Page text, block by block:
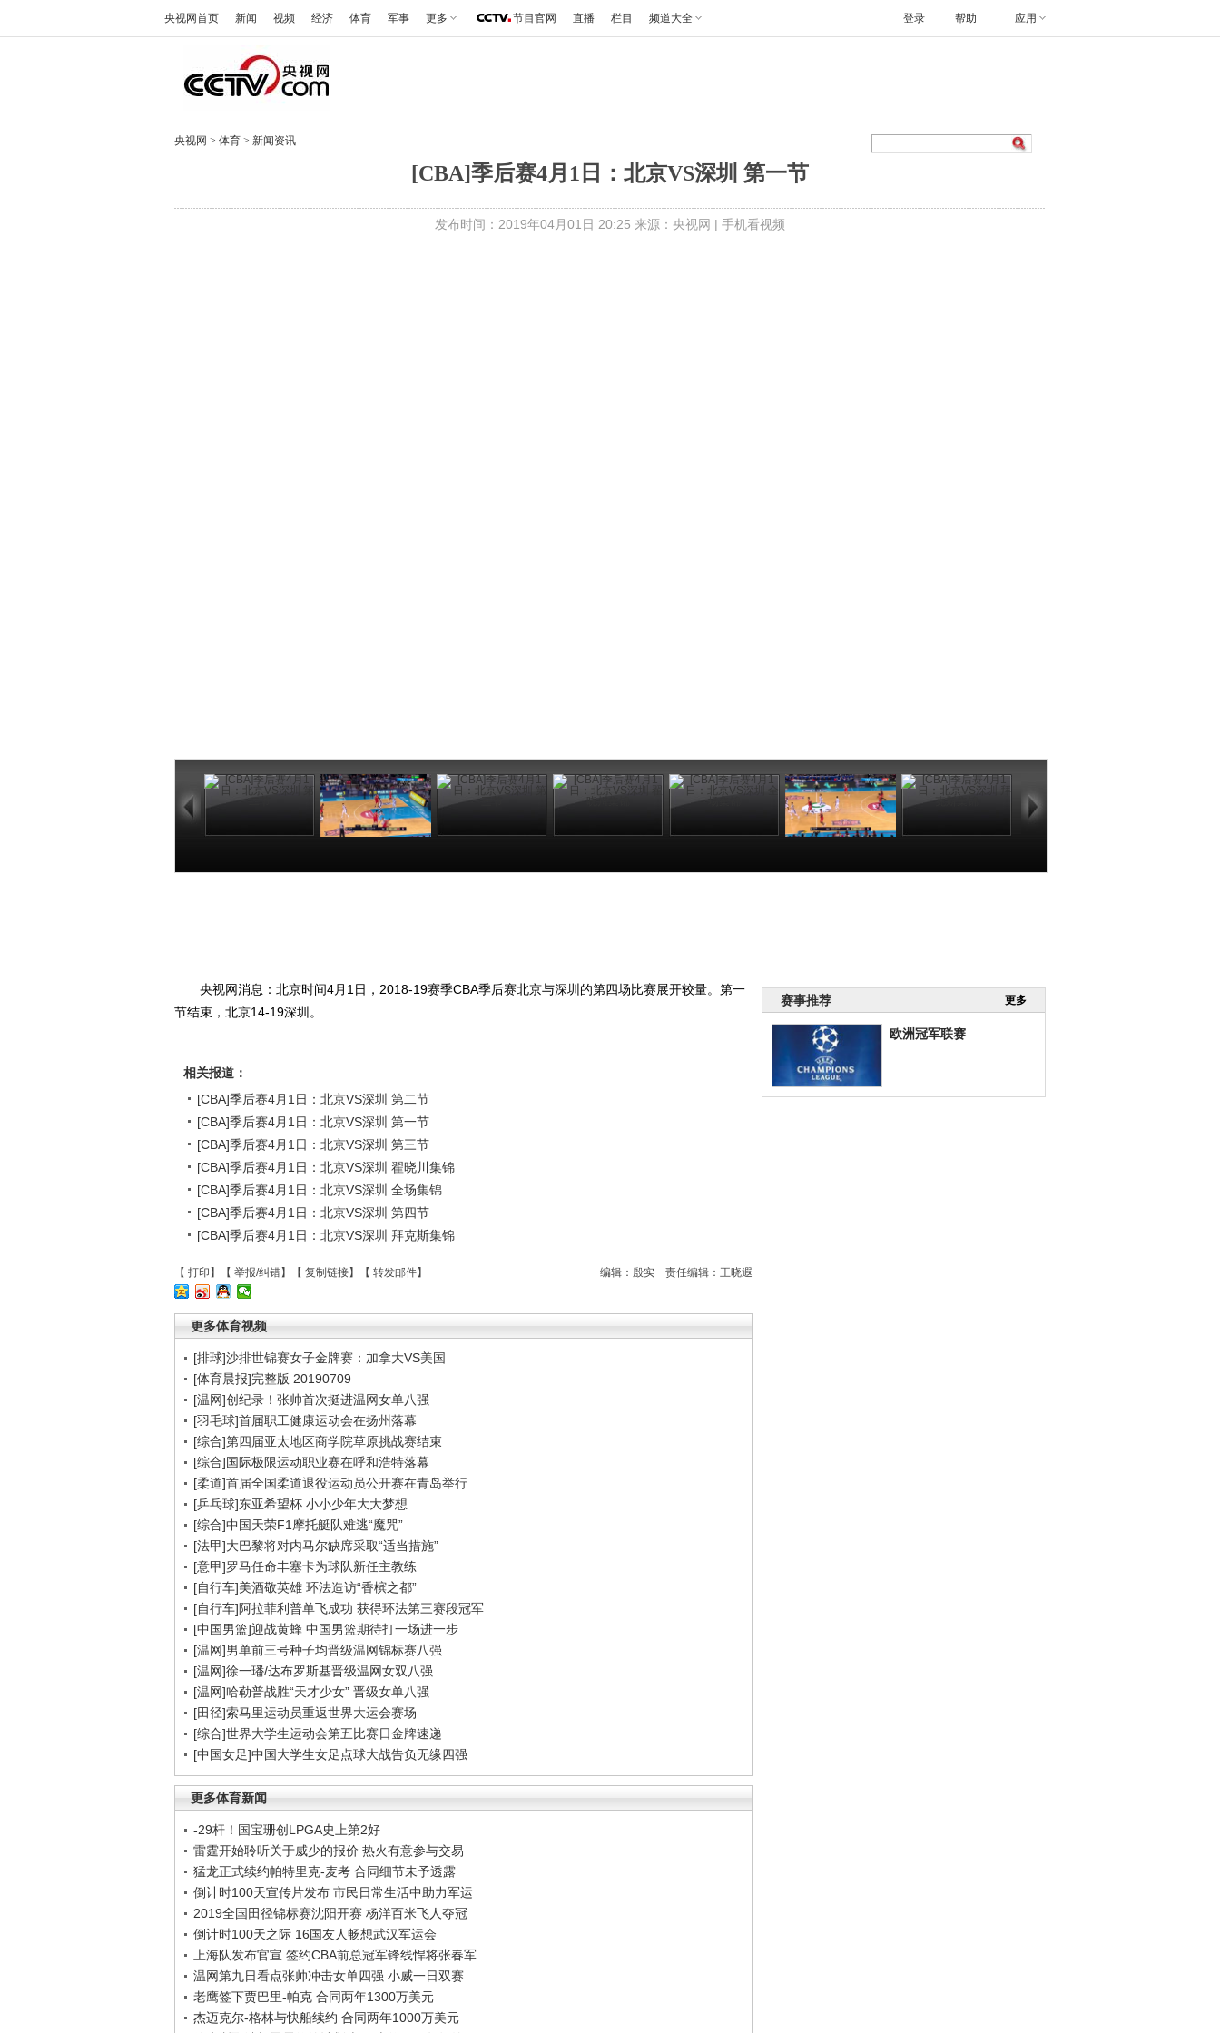
央视网首页 新闻 视频 经济 体育 军事 更多 节目官网 直播 栏目 频道大全 帮助 应用
登录
央视网 > 体育 > 新闻资讯
[CBA]季后赛4月1日：北京VS深圳 第一节
发布时间：2019年04月01日 20:25 来源：央视网 | 手机看视频
第二节
第一节
第三节
翟晓川集锦
全场集锦
第四节
拜克斯集锦
赛事推荐 更多
欧洲冠军联赛
央视网消息：北京时间4月1日，2018-19赛季CBA季后赛北京与深圳的第四场比赛展开较量。第一
节结束，北京14-19深圳。
相关报道：
[CBA]季后赛4月1日：北京VS深圳 第二节
[CBA]季后赛4月1日：北京VS深圳 第一节
[CBA]季后赛4月1日：北京VS深圳 第三节
[CBA]季后赛4月1日：北京VS深圳 翟晓川集锦
[CBA]季后赛4月1日：北京VS深圳 全场集锦
[CBA]季后赛4月1日：北京VS深圳 第四节
[CBA]季后赛4月1日：北京VS深圳 拜克斯集锦
编辑：殷实 责任编辑：王晓遐
【 打印 】【 举报/纠错】【 复制链接】【 转发邮件】
更多体育视频
[排球]沙排世锦赛女子金牌赛：加拿大VS美国
[体育晨报]完整版 20190709
[温网]创纪录！张帅首次挺进温网女单八强
[羽毛球]首届职工健康运动会在扬州落幕
[综合]第四届亚太地区商学院草原挑战赛结束
[综合]国际极限运动职业赛在呼和浩特落幕
[柔道]首届全国柔道退役运动员公开赛在青岛举行
[乒乓球]东亚希望杯 小小少年大大梦想
[综合]中国天荣F1摩托艇队难逃“魔咒”
[法甲]大巴黎将对内马尔缺席采取“适当措施”
[意甲]罗马任命丰塞卡为球队新任主教练
[自行车]美酒敬英雄 环法造访“香槟之都”
[自行车]阿拉菲利普单飞成功 获得环法第三赛段冠军
[中国男篮]迎战黄蜂 中国男篮期待打一场进一步
[温网]男单前三号种子均晋级温网锦标赛八强
[温网]徐一璠/达布罗斯基晋级温网女双八强
[温网]哈勒普战胜“天才少女” 晋级女单八强
[田径]索马里运动员重返世界大运会赛场
[综合]世界大学生运动会第五比赛日金牌速递
[中国女足]中国大学生女足点球大战告负无缘四强
更多体育新闻
-29杆！国宝珊创LPGA史上第2好
雷霆开始聆听关于威少的报价 热火有意参与交易
猛龙正式续约帕特里克-麦考 合同细节未予透露
倒计时100天宣传片发布 市民日常生活中助力军运
2019全国田径锦标赛沈阳开赛 杨洋百米飞人夺冠
倒计时100天之际 16国友人畅想武汉军运会
上海队发布官宣 签约CBA前总冠军锋线悍将张春军
温网第九日看点张帅冲击女单四强 小威一日双赛
老鹰签下贾巴里-帕克 合同两年1300万美元
杰迈克尔-格林与快船续约 合同两年1000万美元